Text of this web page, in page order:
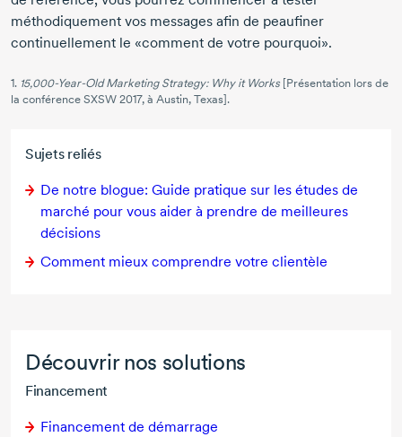
Sujets reliés
De notre blogue: Guide pratique sur les études de
marché pour vous aider à prendre de meilleures
décisions
Comment mieux comprendre votre clientèle
Découvrir nos solutions
Financement
Financement de démarrage
méthodiquement vos messages afin de peaufiner
continuellement le «comment de votre pourquoi».
1. 15,000-Year-Old Marketing Strategy: Why it Works [Présentation lors de
la conférence SXSW 2017, à Austin, Texas].